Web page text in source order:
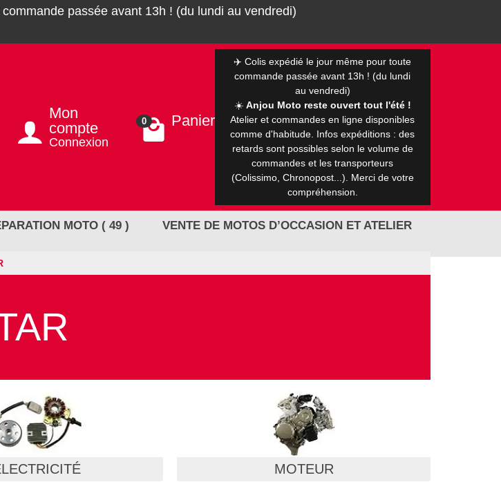
passée avant 13h ! (du lundi au vendredi)
Mon
compte
Connexion
0 Panier
✈️ Colis expédié le jour même pour toute
commande passée avant 13h ! (du lundi
au vendredi)
☀️ Anjou Moto reste ouvert tout l'été !
Atelier et commandes en ligne disponibles
comme d'habitude. Infos expéditions : des
retards sont possibles selon le volume de
commandes et les transporteurs
(Colissimo, Chronopost...). Merci de votre
compréhension.
MOTO ( 49 ) VENTE DE MOTOS D’OCCASION ET ATELIER
MOTEUR